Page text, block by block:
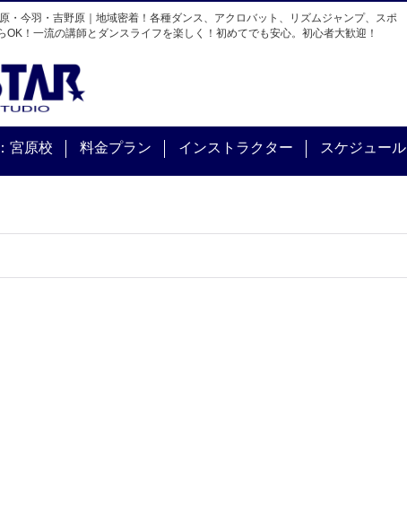
・今羽・吉野原｜地域密着！各種ダンス、アクロバット、リズムジャンプ、スポ
！一流の講師とダンスライフを楽しく！初めてでも安心。初心者大歓迎！
宮原校 料金プラン インストラクター スケジュール